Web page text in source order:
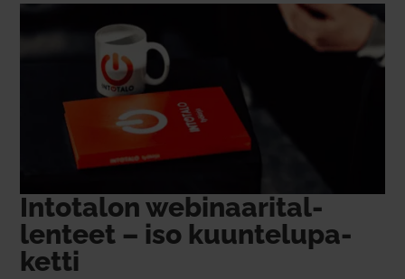
Into­talon webi­naa­ri­tal­
lenteet – iso kuun­te­lu­pa­
ketti